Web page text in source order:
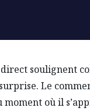
soulignent
Le
moment où il